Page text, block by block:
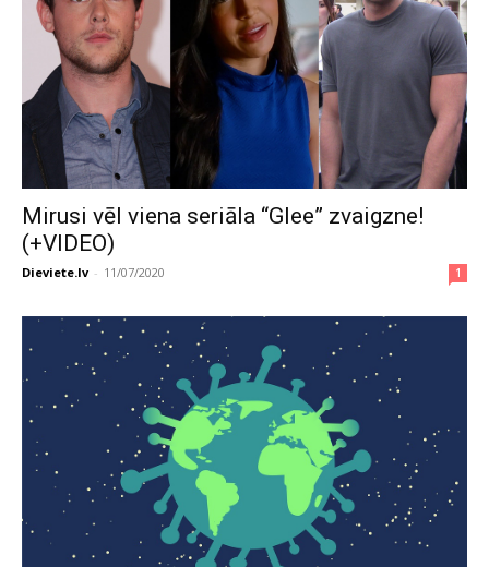
Mirusi vēl viena seriāla “Glee” zvaigzne!
(+VIDEO)
Dieviete.lv - 11/07/2020 1